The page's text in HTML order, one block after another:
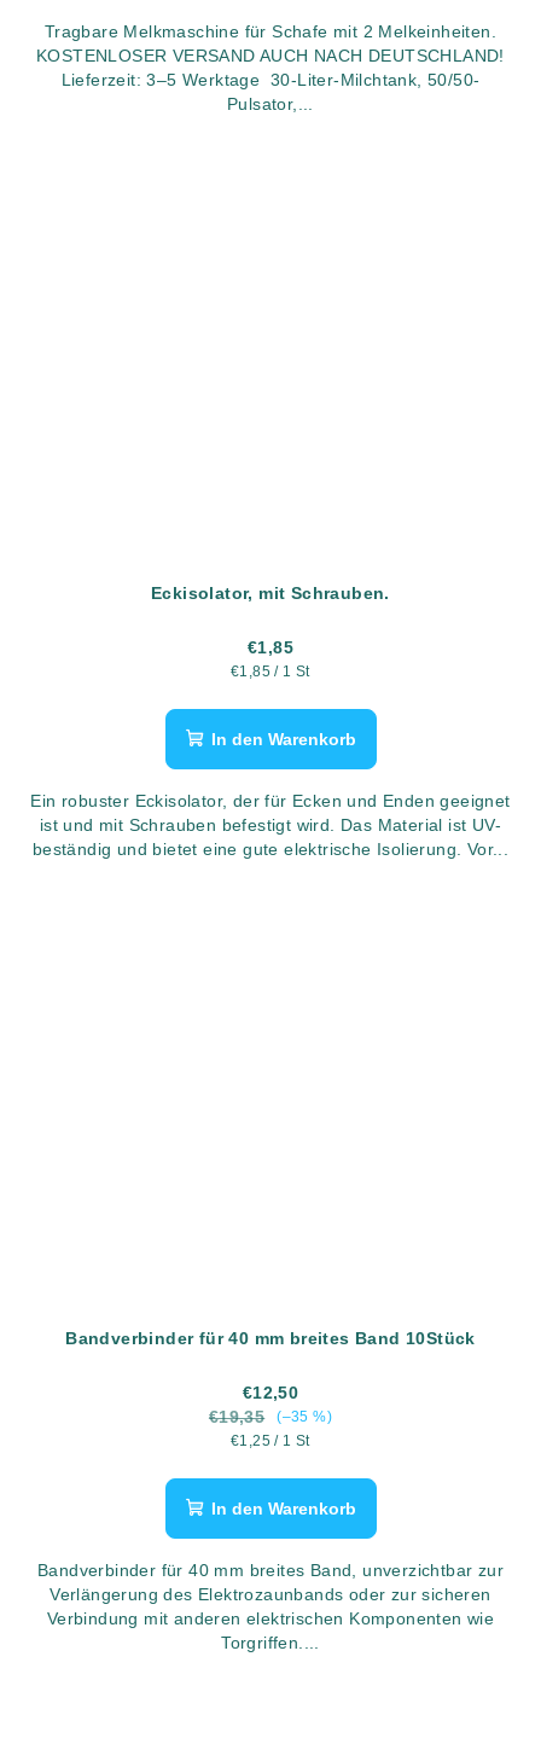
Tragbare Melkmaschine für Schafe mit 2 Melkeinheiten.
KOSTENLOSER VERSAND AUCH NACH DEUTSCHLAND!
Lieferzeit: 3–5 Werktage 30-Liter-Milchtank, 50/50-
Pulsator,...
Eckisolator, mit Schrauben.
€1,85
Verkaufspreis:
€1,85 / 1 St
In den Warenkorb
Ein robuster Eckisolator, der für Ecken und Enden geeignet
ist und mit Schrauben befestigt wird. Das Material ist UV-
beständig und bietet eine gute elektrische Isolierung. Vor...
Bandverbinder für 40 mm breites Band 10Stück
€12,50
€19,35
(–35 %)
Verkaufspreis:
€1,25 / 1 St
In den Warenkorb
Bandverbinder für 40 mm breites Band, unverzichtbar zur
Verlängerung des Elektrozaunbands oder zur sicheren
Verbindung mit anderen elektrischen Komponenten wie
Torgriffen....